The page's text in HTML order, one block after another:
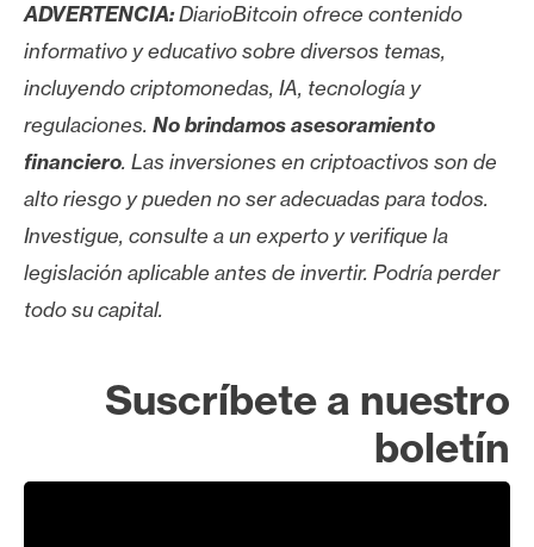
ADVERTENCIA:DiarioBitcoin ofrece contenido
informativo y educativo sobre diversos temas,
incluyendo criptomonedas, IA, tecnología y
regulaciones. No brindamos asesoramiento
financiero. Las inversiones en criptoactivos son de
alto riesgo y pueden no ser adecuadas para todos.
Investigue, consulte a un experto y verifique la
legislación aplicable antes de invertir. Podría perder
todo su capital.
Suscríbete a nuestro
boletín